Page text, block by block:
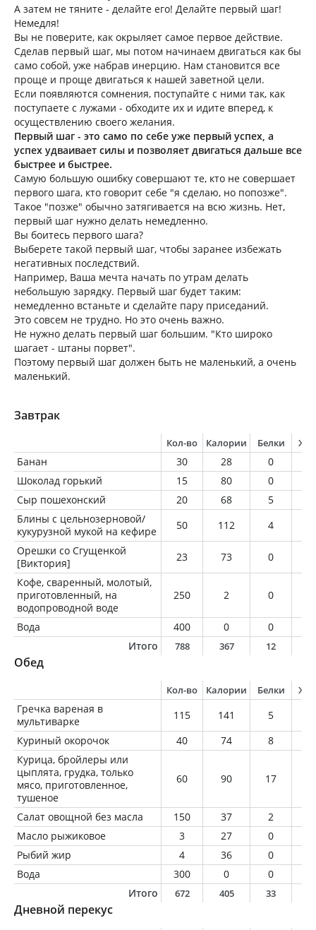
А затем не тяните - делайте его! Делайте первый шаг!
Немедля!
Вы не поверите, как окрыляет самое первое действие.
Сделав первый шаг, мы потом начинаем двигаться как бы
само собой, уже набрав инерцию. Нам становится все
проще и проще двигаться к нашей заветной цели.
Если появляются сомнения, поступайте с ними так, как
поступаете с лужами - обходите их и идите вперед, к
осуществлению своего желания.
Первый шаг - это само по себе уже первый успех, а
успех удваивает силы и позволяет двигаться дальше все
быстрее и быстрее.
Самую большую ошибку совершают те, кто не совершает
первого шага, кто говорит себе "я сделаю, но попозже".
Такое "позже" обычно затягивается на всю жизнь. Нет,
первый шаг нужно делать немедленно.
Вы боитесь первого шага?
Выберете такой первый шаг, чтобы заранее избежать
негативных последствий.
Например, Ваша мечта начать по утрам делать
небольшую зарядку. Первый шаг будет таким:
немедленно встаньте и сделайте пару приседаний.
Это совсем не трудно. Но это очень важно.
Не нужно делать первый шаг большим. "Кто широко
шагает - штаны порвет".
Поэтому первый шаг должен быть не маленький, а очень
маленький.
Завтрак
Кол-во Калории Белки
Банан 30 28 0
Шоколад горький
15 80 0
Сыр пошехонский
20 68 5
Блины с цельнозерновой/
кукурузной мукой на кефире
50 112 4
Орешки со Сгущенкой
[Виктория]
23 73 0
Кофе, сваренный, молотый,
приготовленный, на
водопроводной воде
250 2 0
Вода 400 0 0
Итого
788 367 12
Обед
Кол-во Калории Белки
Гречка вареная в
мультиварке
115 141 5
Куриный окорочок
40 74 8
Курица, бройлеры или
цыплята, грудка, только
мясо, приготовленное,
тушеное
60 90 17
Салат овощной без масла 150 37 2
Масло рыжиковое
3 27 0
Рыбий жир
4 36 0
Вода
300 0 0
Итого
672 405 33
Дневной перекус